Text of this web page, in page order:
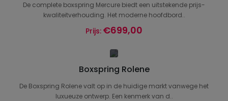
De complete boxspring Mercure biedt een uitstekende prijs-
kwaliteitverhouding. Het moderne hoofdbord..
Prijs: €699,00
Boxspring Rolene
De Boxspring Rolene valt op in de huidige markt vanwege het
luxueuze ontwerp. Een kenmerk van d..